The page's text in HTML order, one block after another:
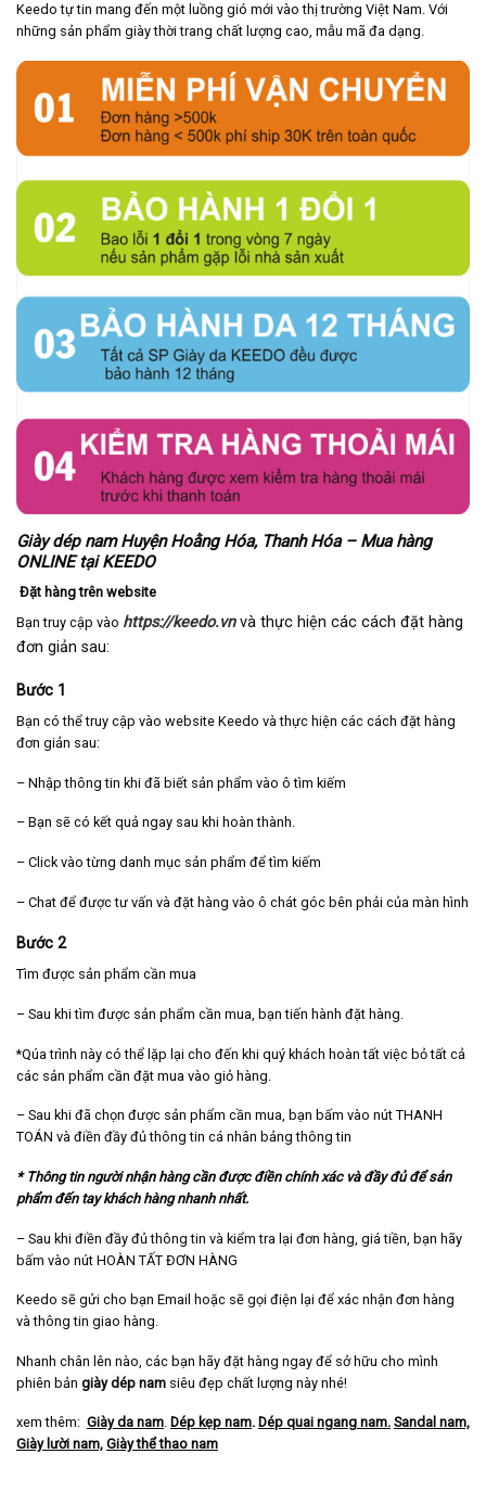
Keedo tự tin mang đến một luồng gió mới vào thị trường Việt Nam. Với
những sản phẩm giày thời trang chất lượng cao, mẫu mã đa dạng.
Giày dép nam Huyện Hoằng Hóa, Thanh Hóa – Mua hàng
ONLINE tại KEEDO
Đặt hàng trên website
Bạn truy cập vào https://keedo.vnvà thực hiện các cách đặt hàng
đơn giản sau:
Bước 1
Bạn có thể truy cập vào website Keedo và thực hiện các cách đặt hàng
đơn giản sau:
– Nhập thông tin khi đã biết sản phẩm vào ô tìm kiếm
– Bạn sẽ có kết quả ngay sau khi hoàn thành.
– Click vào từng danh mục sản phẩm để tìm kiếm
– Chat để được tư vấn và đặt hàng vào ô chát góc bên phải của màn hình
Bước 2
Tìm được sản phẩm cần mua
– Sau khi tìm được sản phẩm cần mua, bạn tiến hành đặt hàng.
*Qúa trình này có thể lặp lại cho đến khi quý khách hoàn tất việc bỏ tất cả
các sản phẩm cần đặt mua vào giỏ hàng.
– Sau khi đã chọn được sản phẩm cần mua, bạn bấm vào nút THANH
TOÁN và điền đầy đủ thông tin cá nhân bảng thông tin
* Thông tin người nhận hàng cần được điền chính xác và đầy đủ để sản
phẩm đến tay khách hàng nhanh nhất.
– Sau khi điền đầy đủ thông tin và kiểm tra lại đơn hàng, giá tiền, bạn hãy
bấm vào nút HOÀN TẤT ĐƠN HÀNG
Keedo sẽ gửi cho bạn Email hoặc sẽ gọi điện lại để xác nhận đơn hàng
và thông tin giao hàng.
Nhanh chân lên nào, các bạn hãy đặt hàng ngay để sở hữu cho mình
phiên bản giày dép nam siêu đẹp chất lượng này nhé!
xem thêm: Giày da nam. Dép kẹp nam. Dép quai ngang nam. Sandal nam,
Giày lười nam, Giày thể thao nam